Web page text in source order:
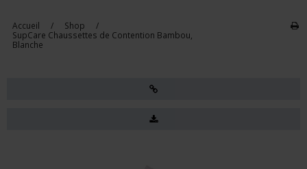
Accueil / Shop
/
SupCare Chaussettes de Contention Bambou,
Blanche